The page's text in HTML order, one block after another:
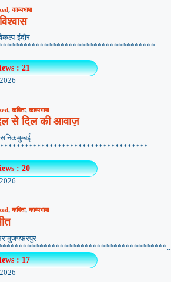
,काव्यभाषा
: 21
,कविता,काव्यभाषा
से दिल की आवाज़
: 20
,कविता,काव्यभाषा
: 17